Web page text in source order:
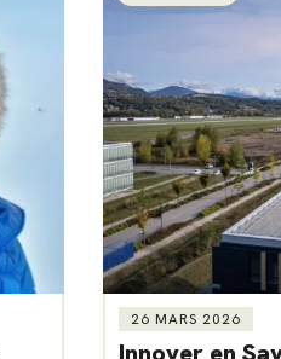
26 MARS 2026